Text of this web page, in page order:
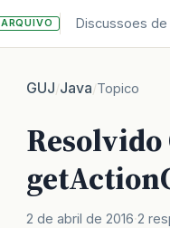
ARQUIVO Discussoes
GUJ/Java/Topico
Resolvido
2 de abril de 2016 2